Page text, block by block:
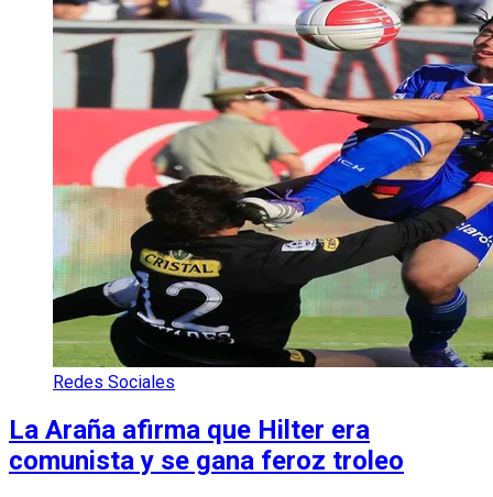
Redes Sociales
La Araña afirma que Hilter era
comunista y se gana feroz troleo